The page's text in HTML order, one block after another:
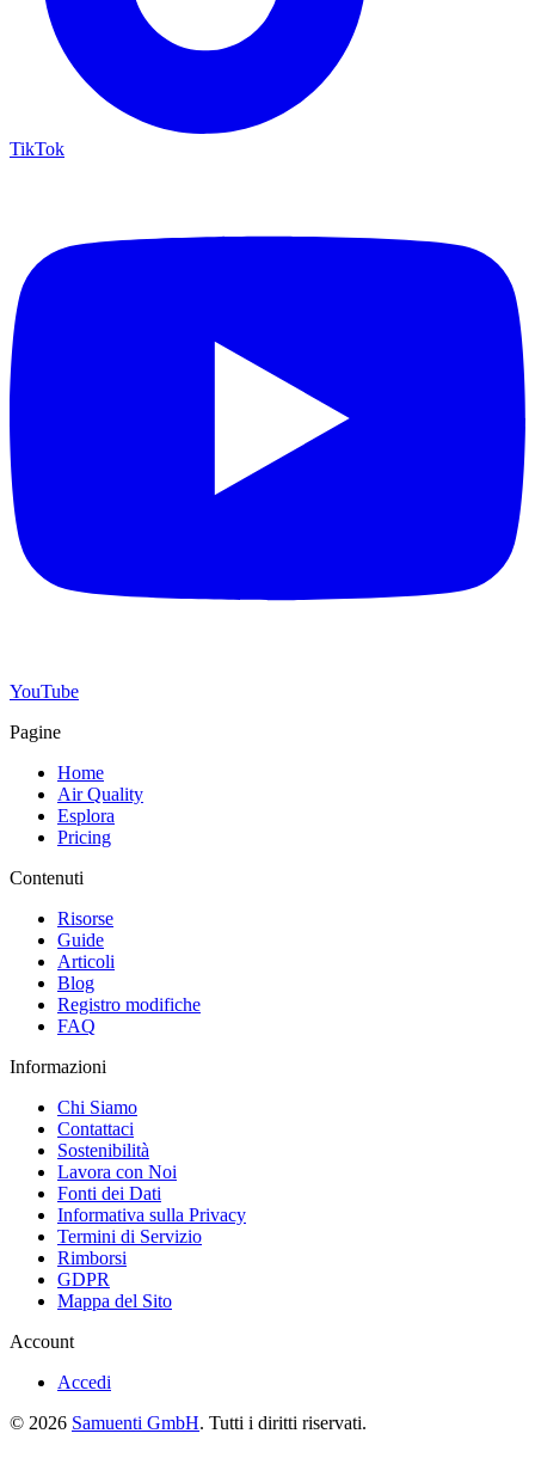
TikTok
YouTube
Pagine
Home
Air Quality
Esplora
Pricing
Contenuti
Risorse
Guide
Articoli
Blog
Registro modifiche
FAQ
Informazioni
Chi Siamo
Contattaci
Sostenibilità
Lavora con Noi
Fonti dei Dati
Informativa sulla Privacy
Termini di Servizio
Rimborsi
GDPR
Mappa del Sito
Account
Accedi
© 2026 Samuenti GmbH. Tutti i diritti riservati.